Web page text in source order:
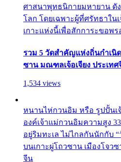
ศาสนาพุทธนิกายมหายาน ดั
โลก โดยเฉพาะผู้ที่ศรัทธาใน
เกาะแห่งนี้เพื่อสักการะขอพ
รวม 5 วัดสำคัญแห่งถิ่นกำเนิ
ซาน มณฑลเจ้อเจียง ประเทศ
1,534 views
หนานไห่กวนอิม หรือ รูปปั้นเ
องค์เจ้าแม่กวนอิมความสูง
อยู่ริมทะเล ไม่ไกลกันนักกับ
บนเกาะผู่โถวซาน เมืองโจว
จีน